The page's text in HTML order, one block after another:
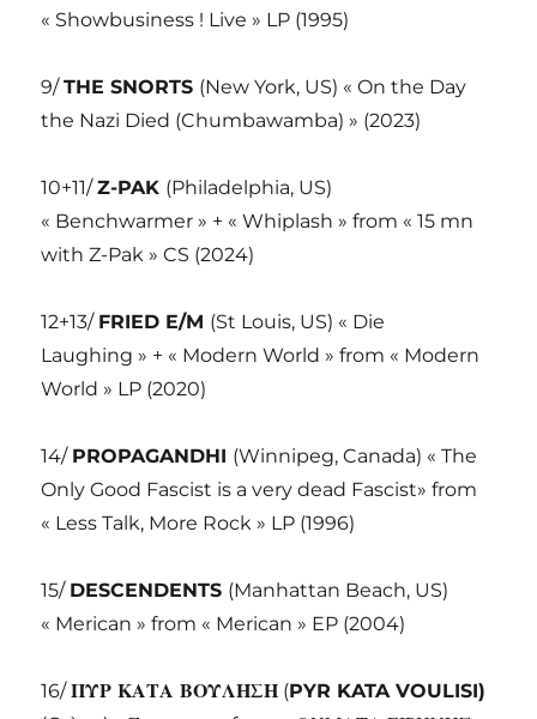
« Showbusiness ! Live » LP (1995)
9/THE SNORTS (New York, US) « On the Day
the Nazi Died (Chumbawamba) » (2023)
10+11/Z-PAK (Philadelphia, US)
« Benchwarmer » + « Whiplash » from « 15 mn
with Z-Pak » CS (2024)
12+13/ FRIED E/M (St Louis, US) « Die
Laughing » + « Modern World » from « Modern
World » LP (2020)
14/ PROPAGANDHI (Winnipeg, Canada) « The
Only Good Fascist is a very dead Fascist» from
« Less Talk, More Rock » LP (1996)
15/ DESCENDENTS (Manhattan Beach, US)
« Merican » from « Merican » EP (2004)
16/ΠΥΡ ΚΑΤΑ ΒΟΥΛΗΣΗ (PYR KATA VOULISI)